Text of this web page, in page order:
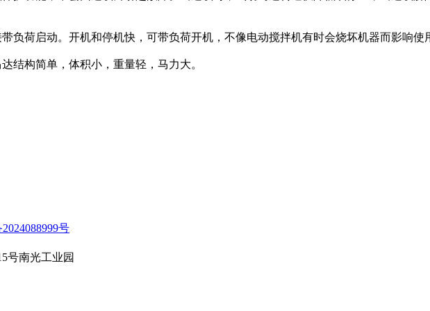
负荷启动。开机和停机快，可带负荷开机，不像电动搅拌机有时会烧坏机器而影响使
结构简单，体积小，重量轻，马力大。
号
号南光工业园